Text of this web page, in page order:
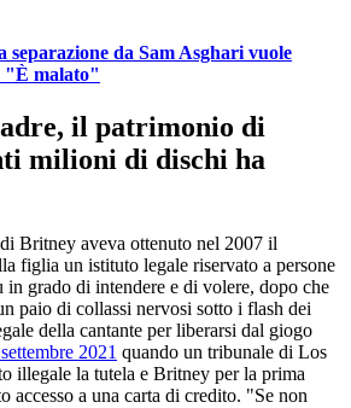
separazione da Sam Asghari vuole
"È malato"
il patrimonio di
milioni di dischi ha
Britney aveva ottenuto nel 2007 il
figlia un istituto legale riservato a persone
in grado di intendere e di volere, dopo che
paio di collassi nervosi sotto i flash dei
della cantante per liberarsi dal giogo
2021 quando un tribunale di Los
illegale la tutela e Britney per la prima
accesso a una carta di credito. "Se non